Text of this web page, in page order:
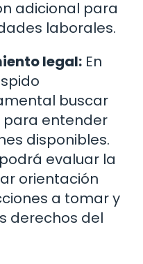
adicional para
laborales.
legal: En
buscar
entender
disponibles.
evaluar la
orientación
a tomar y
derechos del